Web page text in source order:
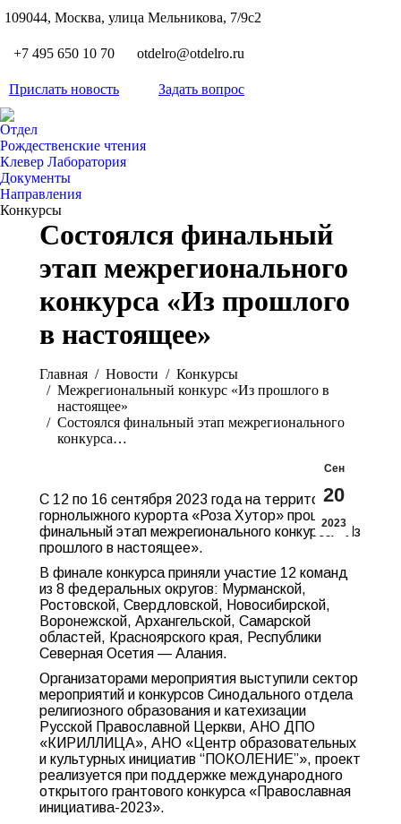
109044, Москва, улица Мельникова, 7/9с2
+7 495 650 10 70 otdelro@otdelro.ru
Прислать новость Задать вопрос
Отдел
Рождественские чтения
Клевер Лаборатория
Документы
Направления
Конкурсы
Состоялся финальный
этап межрегионального
конкурса «Из прошлого
в настоящее»
Главная
Новости
Конкурсы
Межрегиональный конкурс «Из прошлого в
настоящее»
Состоялся финальный этап межрегионального
конкурса…
Сен
20
2023
С 12 по 16 сентября 2023 года на территории
горнолыжного курорта «Роза Хутор» прошел
финальный этап межрегионального конкурса «Из
прошлого в настоящее».
В финале конкурса приняли участие 12 команд
из 8 федеральных округов: Мурманской,
Ростовской, Свердловской, Новосибирской,
Воронежской, Архангельской, Самарской
областей, Красноярского края, Республики
Северная Осетия — Алания.
Организаторами мероприятия выступили сектор
мероприятий и конкурсов Синодального отдела
религиозного образования и катехизации
Русской Православной Церкви, АНО ДПО
«КИРИЛЛИЦА», АНО «Центр образовательных
и культурных инициатив “ПОКОЛЕНИЕ”», проект
реализуется при поддержке международного
открытого грантового конкурса «Православная
инициатива-2023».